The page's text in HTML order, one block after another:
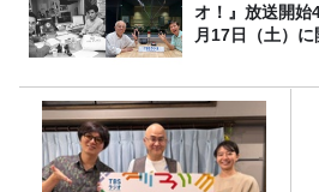
オ！』放送開始
月17日（土）